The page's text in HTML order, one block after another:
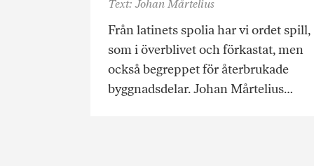
Text: Johan Mårtelius
Från latinets spolia har vi ordet spill,
som i överblivet och förkastat, men
också begreppet för återbrukade
byggnadsdelar. Johan Mårtelius…